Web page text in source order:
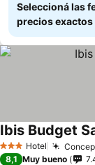
Seleccioná las
precios exactos
3 Estrellas
Hotel
Ibis Budget
8,1 Muy bueno